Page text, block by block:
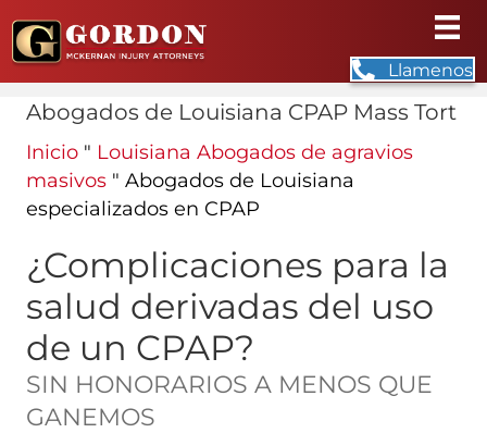
Llamenos
Abogados de Louisiana CPAP Mass Tort
Inicio " Louisiana Abogados de agravios
masivos " Abogados de Louisiana
especializados en CPAP
¿Complicaciones para la
salud derivadas del uso
de un CPAP?
SIN HONORARIOS A MENOS QUE
GANEMOS